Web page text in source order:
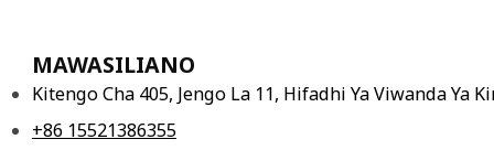
MAWASILIANO
Kitengo Cha 405, Jengo La 11, Hifadhi Ya Viwanda Ya
+86 15521386355